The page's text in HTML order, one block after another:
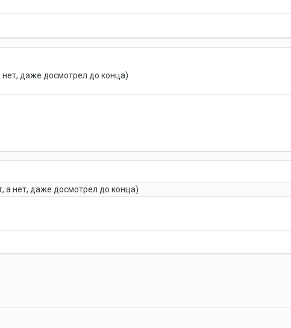
даже досмотрел до конца)
а нет, даже досмотрел до конца)